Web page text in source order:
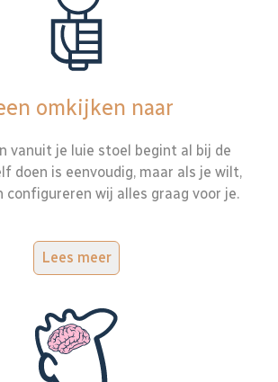
omkijken naar
vanuit je luie stoel begint al bij de
doen is eenvoudig, maar als je wilt,
configureren wij alles graag voor je.
Lees meer